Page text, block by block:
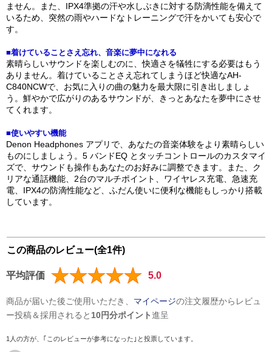
ません。また、IPX4準拠の汗や水しぶきに対する防滴性能を備えて
いるため、突然の雨やハードなトレーニングで汗をかいても安心で
す。
■着けていることさえ忘れ、音楽に夢中になれる
素晴らしいサウンドを楽しむのに、快適さを犠牲にする必要はもう
ありません。着けていることさえ忘れてしまうほど快適なAH-
C840NCWで、お気に入りの曲の魅力を最大限に引き出しましょ
う。鮮やかで広がりのあるサウンドが、きっとあなたを夢中にさせ
てくれます。
■使いやすい機能
Denon Headphones アプリで、あなたの音楽体験をより素晴らしい
ものにしましょう。5 バンドEQ とタッチコントロールのカスタマイ
ズで、サウンドも操作もあなたのお好みに調整できます。また、ク
リアな通話機能、2台のマルチポイント、ワイヤレス充電、急速充
電、IPX4の防滴性能など、ふだん使いに便利な機能もしっかり搭載
しています。
この商品のレビュー(全1件)
平均評価 5.0
商品が届いた後ご使用いただき、 マイページの注文履歴からレビュ
ー投稿＆採用されると 10円分ポイント進呈
1人の方が、｢このレビューが参考になった｣と投票しています。